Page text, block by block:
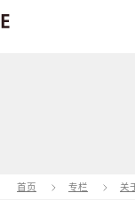
首页 专栏 关